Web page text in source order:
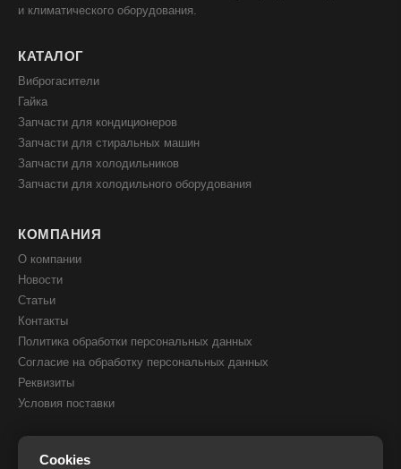
и климатического оборудования.
КАТАЛОГ
Виброгасители
Гайка
Запчасти для кондиционеров
Запчасти для стиральных машин
Запчасти для холодильников
Запчасти для холодильного оборудования
КОМПАНИЯ
О компании
Новости
Статьи
Контакты
Политика обработки персональных данных
Согласие на обработку персональных данных
Реквизиты
Условия поставки
КОНТАКТЫ
Cookies